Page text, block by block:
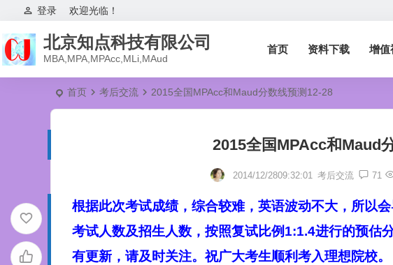
欢迎光临！
登录
北京知点科技有限公司
MBA,MPA,MPAcc,MLi,MAud
首页 资料下载 增值
首页 考后交流 2015全国MPAcc和Maud分数线预测12-28
2015全国MPAcc和Maud
2014/12/2809:32:01 考后交流 71
根据此次考试成绩，综合较难，英语波动不大，所以
考试人数及招生人数，按照复试比例1:1.4进行的预估
有更新，请及时关注。祝广大考生顺利考入理想院校。